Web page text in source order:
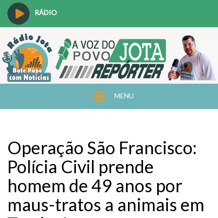
RÁDIO
MENU
Operação São Francisco:
Polícia Civil prende
homem de 49 anos por
maus-tratos a animais em